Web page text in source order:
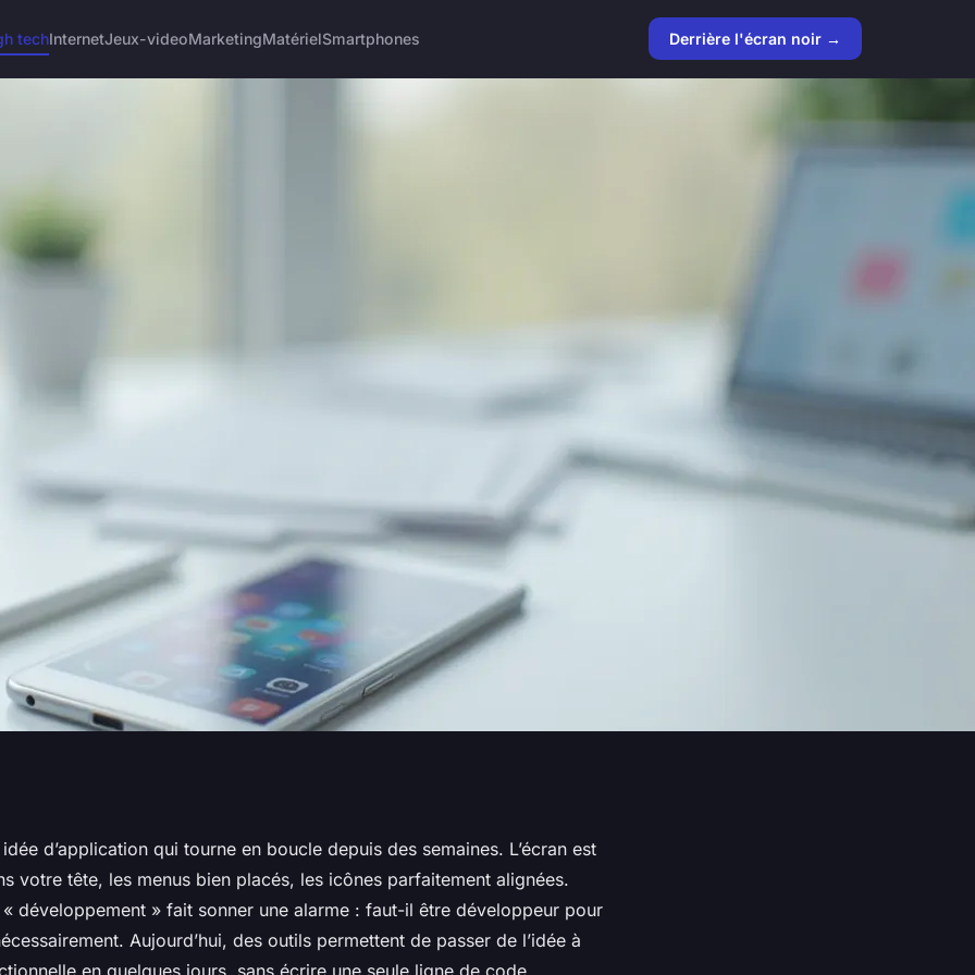
techInternetJeux-videoMarketingMatérielSmartphones Derrière l'écran noir →
mobile moderne
d’application qui tourne en boucle depuis des semaines. L’écran est
votre tête, les menus bien placés, les icônes parfaitement alignées.
développement » fait sonner une alarme : faut-il être développeur pour
Aujourd’hui, des outils permettent de passer de l’idée à
en quelques jours, sans écrire une seule ligne de code.